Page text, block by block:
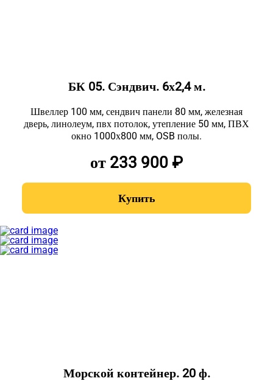
БК 05. Сэндвич. 6х2,4 м.
Швеллер 100 мм, сендвич панели 80 мм, железная
дверь, линолеум, пвх потолок, утепление 50 мм, ПВХ
окно 1000х800 мм, OSB полы.
от 233 900 ₽
Купить
Морской контейнер. 20 ф.